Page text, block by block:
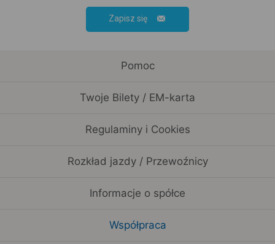
Zapisz się
Pomoc
Twoje Bilety / EM-karta
Regulaminy i Cookies
Rozkład jazdy / Przewoźnicy
Informacje o spółce
Współpraca